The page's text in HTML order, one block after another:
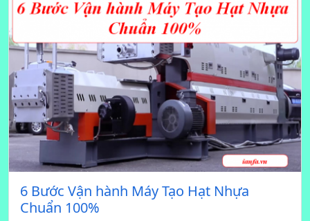
6 Bước Vận hành Máy Tạo Hạt Nhựa
Chuẩn 100%